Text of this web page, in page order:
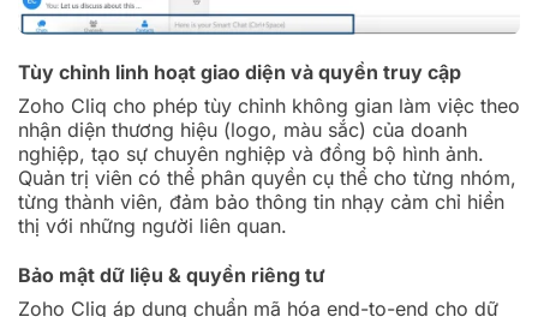
Tùy chỉnh linh hoạt giao diện và quyền truy cập
Zoho Cliq cho phép tùy chỉnh không gian làm việc theo
nhận diện thương hiệu (logo, màu sắc) của doanh
nghiệp, tạo sự chuyên nghiệp và đồng bộ hình ảnh.
Quản trị viên có thể phân quyền cụ thể cho từng nhóm,
từng thành viên, đảm bảo thông tin nhạy cảm chỉ hiển
thị với những người liên quan.
Bảo mật dữ liệu & quyền riêng tư
Zoho Cliq áp dụng chuẩn mã hóa end-to-end cho dữ